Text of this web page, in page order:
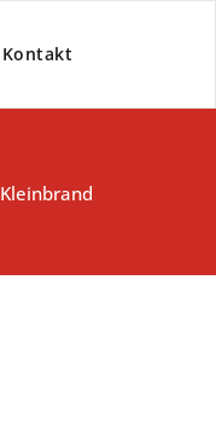
Kontakt
Kleinbrand